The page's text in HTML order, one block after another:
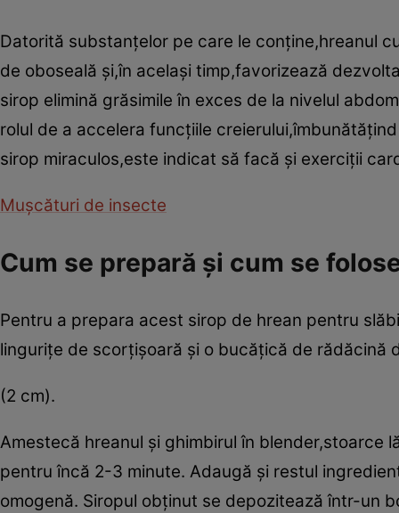
Datorită substanţelor pe care le conţine,hreanul
de oboseală şi,în acelaşi timp,favorizează
sirop elimină grăsimile în exces de la nivelul
rolul de a accelera funcţiile
sirop miraculos,este indicat să facă şi exerciţii
Muşcături de insecte
Cum se prepară şi cum se
Pentru a prepara acest sirop de hrean pentru
linguriţe de scorţişoară şi o bucăţică de rădăcină
(2 cm).
Amestecă hreanul şi ghimbirul în blender,stoarce
pentru încă 2-3 minute. Adaugă şi restul
omogenă. Siropul obţinut se depozitează într-un